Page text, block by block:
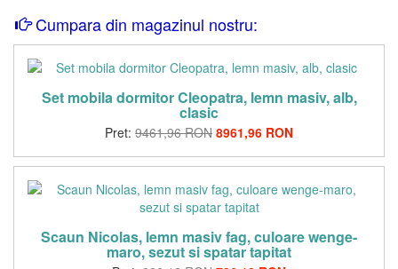
Cumpara din magazinul nostru:
Set mobila dormitor Cleopatra, lemn masiv, alb,
clasic
Pret: 9461,96 RON 8961,96 RON
Scaun Nicolas, lemn masiv fag, culoare wenge-
maro, sezut si spatar tapitat